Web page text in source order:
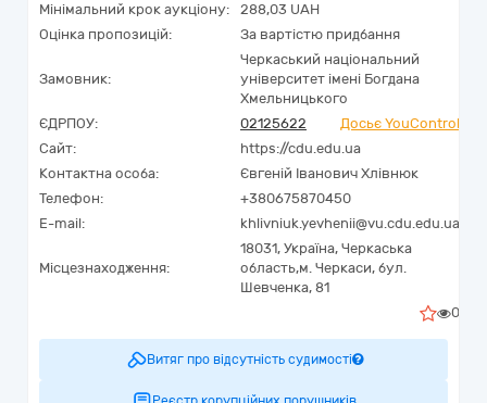
Мінімальний крок аукціону:
288,03 UAH
Оцінка пропозицій:
За вартістю придбання
Замовник:
Черкаський національний
університет імені Богдана
Хмельницького
ЄДРПОУ:
02125622
Досьє YouControl
Сайт:
https://cdu.edu.ua
Контактна особа:
Євгеній Іванович Хлівнюк
Телефон:
+380675870450
E-mail:
khlivniuk.yevhenii@vu.cdu.edu.ua
Місцезнаходження:
18031, Україна, Черкаська
область,м. Черкаси, бул.
Шевченка, 81
0
Витяг про відсутність судимості